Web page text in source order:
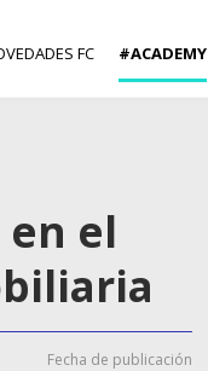
FC #ACADEMY
el
Fecha de publicación